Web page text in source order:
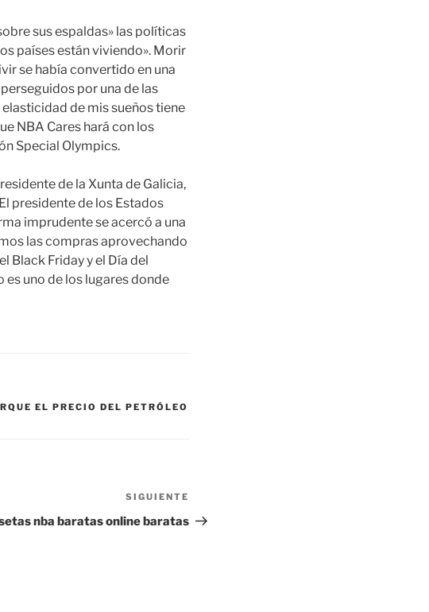
sus espaldas» las políticas
países están viviendo». Morir
se había convertido en una
por una de las
de mis sueños tiene
NBA Cares hará con los
Special Olympics.
de la Xunta de Galicia,
presidente de los Estados
imprudente se acercó a una
las compras aprovechando
Black Friday y el Día del
es uno de los lugares donde
EL PRECIO DEL PETRÓLEO
entrada
SIGUIENTE
nba baratas online baratas